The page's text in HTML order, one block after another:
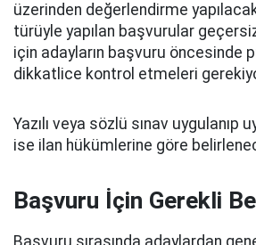
üzerinden değerlendirme
türüyle yapılan başvurular
için adayların başvuru öncesinde
dikkatlice kontrol etmeleri
Yazılı veya sözlü sınav uygulanıp
ise ilan hükümlerine göre
Başvuru İçin Gerekli